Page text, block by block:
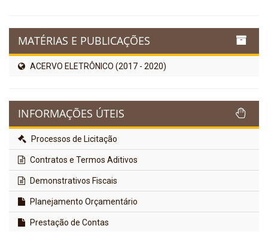
MATÉRIAS E PUBLICAÇÕES
ACERVO ELETRÔNICO (2017 - 2020)
INFORMAÇÕES ÚTEIS
Processos de Licitação
Contratos e Termos Aditivos
Demonstrativos Fiscais
Planejamento Orçamentário
Prestação de Contas